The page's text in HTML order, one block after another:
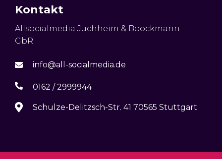
Kontakt
Allsocialmedia Juchheim & Boockmann
GbR
info@all-socialmedia.de
0162 / 2999944
Schulze-Delitzsch-Str. 41 70565 Stuttgart